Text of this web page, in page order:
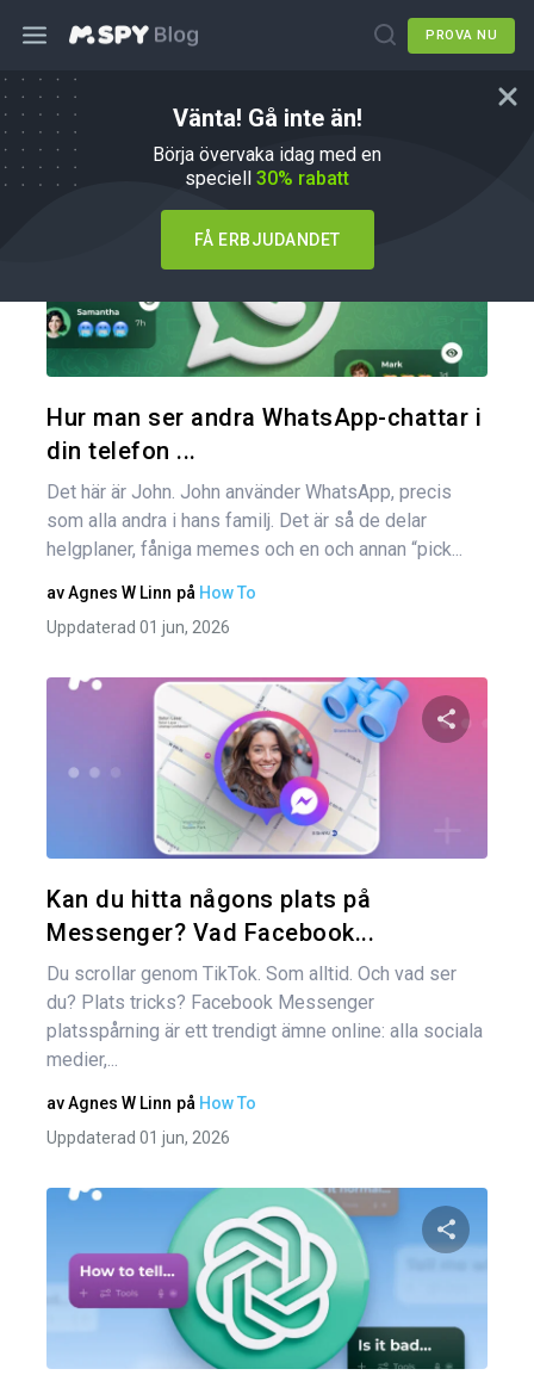
PROVA NU
Vänta! Gå inte än!
Börja övervaka idag med en
speciell 30% rabatt
FÅ ERBJUDANDET
Hur du gör
Hur man ser andra WhatsApp-chattar i
din telefon ...
Det här är John. John använder WhatsApp, precis
som alla andra i hans familj. Det är så de delar
helgplaner, fåniga memes och en och annan “pick...
avAgnes W Linn på How To
Uppdaterad 01 jun, 2026
Kan du hitta någons plats på
Messenger? Vad Facebook...
Du scrollar genom TikTok. Som alltid. Och vad ser
du? Plats tricks? Facebook Messenger
platsspårning är ett trendigt ämne online: alla sociala
medier,...
avAgnes W Linn på How To
Uppdaterad 01 jun, 2026